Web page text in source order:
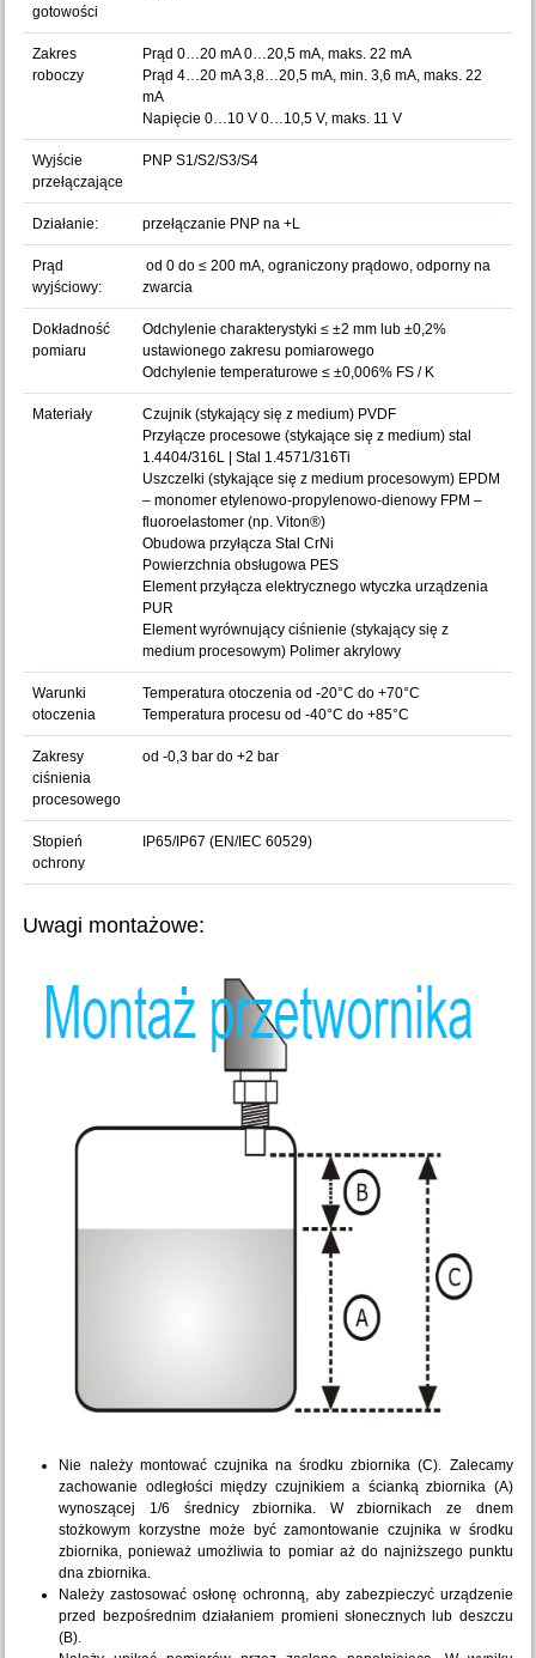
gotowości
Zakres
roboczy
Prąd 0…20 mA 0…20,5 mA, maks. 22 mA
Prąd 4…20 mA 3,8…20,5 mA, min. 3,6 mA, maks. 22
mA
Napięcie 0…10 V 0…10,5 V, maks. 11 V
Wyjście
przełączające
PNP S1/S2/S3/S4
Działanie: przełączanie PNP na +L
Prąd
wyjściowy:
od 0 do ≤ 200 mA, ograniczony prądowo, odporny na
zwarcia
Dokładność
pomiaru
Odchylenie charakterystyki ≤ ±2 mm lub ±0,2%
ustawionego zakresu pomiarowego
Odchylenie temperaturowe ≤ ±0,006% FS / K
Materiały
Czujnik (stykający się z medium) PVDF
Przyłącze procesowe (stykające się z medium) stal
1.4404/316L | Stal 1.4571/316Ti
Uszczelki (stykające się z medium procesowym) EPDM
– monomer etylenowo-propylenowo-dienowy FPM –
fluoroelastomer (np. Viton®)
Obudowa przyłącza Stal CrNi
Powierzchnia obsługowa PES
Element przyłącza elektrycznego wtyczka urządzenia
PUR
Element wyrównujący ciśnienie (stykający się z
medium procesowym) Polimer akrylowy
Warunki
otoczenia
Temperatura otoczenia od -20°C do +70°C
Temperatura procesu od -40°C do +85°C
Zakresy
ciśnienia
procesowego
od -0,3 bar do +2 bar
Stopień
ochrony
IP65/IP67 (EN/IEC 60529)
Uwagi montażowe:
Nie należy montować czujnika na środku zbiornika (C). Zalecamy
zachowanie odległości między czujnikiem a ścianką zbiornika (A)
wynoszącej 1/6 średnicy zbiornika. W zbiornikach ze dnem
stożkowym korzystne może być zamontowanie czujnika w środku
zbiornika, ponieważ umożliwia to pomiar aż do najniższego punktu
dna zbiornika.
Należy zastosować osłonę ochronną, aby zabezpieczyć urządzenie
przed bezpośrednim działaniem promieni słonecznych lub deszczu
(B).